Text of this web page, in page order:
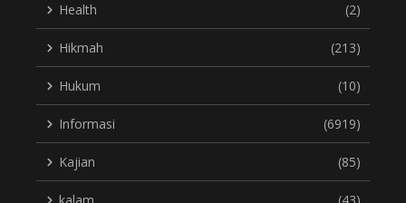
Health (2)
Hikmah (213)
Hukum (10)
Informasi (6919)
Kajian (85)